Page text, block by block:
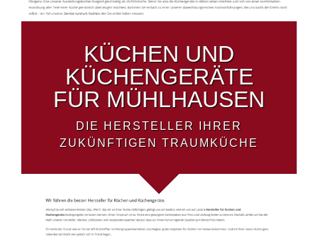
KÜCHEN UND
KÜCHENGERÄTE
FÜR MÜHLHAUSEN
DIE HERSTELLER IHRER
ZUKÜNFTIGEN TRAUMKÜCHE